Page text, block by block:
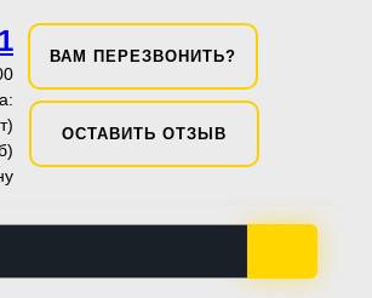
ВАМ ПЕРЕЗВОНИТЬ?
ОСТАВИТЬ ОТЗЫВ